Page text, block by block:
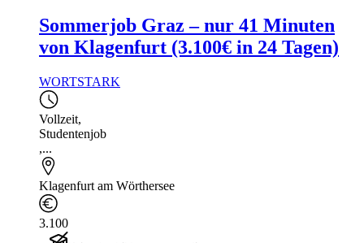
Sommerjob Graz – nur 41 Minuten
von Klagenfurt (3.100€ in 24 Tagen)
WORTSTARK
Vollzeit,
Studentenjob
,...
Klagenfurt am Wörthersee
3.100